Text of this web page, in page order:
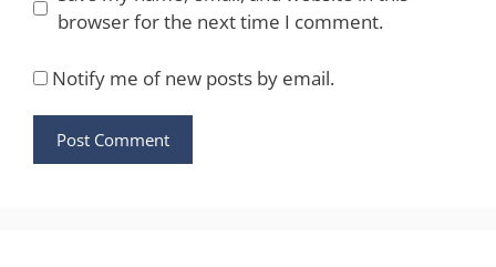
browser for the next time I comment.
Notify me of new posts by email.